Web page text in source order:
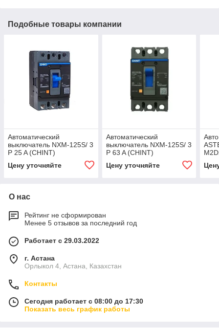
Подобные товары компании
Автоматический
выключатель NXM-125S/ 3
P 25 A (CHINT)
Цену уточняйте
Автоматический
выключатель NXM-125S/ 3
P 63 A (CHINT)
Цену уточняйте
О нас
Рейтинг не сформирован
Менее 5 отзывов за последний год
Работает с 29.03.2022
г. Астана
Орлыкол 4, Астана, Казахстан
Контакты
Сегодня работает с 08:00 до 17:30
Показать весь график работы